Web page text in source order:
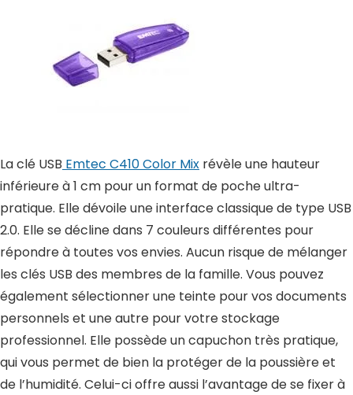
La clé USB Emtec C410 Color Mix révèle une hauteur
inférieure à 1 cm pour un format de poche ultra-
pratique. Elle dévoile une interface classique de type USB
2.0. Elle se décline dans 7 couleurs différentes pour
répondre à toutes vos envies. Aucun risque de mélanger
les clés USB des membres de la famille. Vous pouvez
également sélectionner une teinte pour vos documents
personnels et une autre pour votre stockage
professionnel. Elle possède un capuchon très pratique,
qui vous permet de bien la protéger de la poussière et
de l’humidité. Celui-ci offre aussi l’avantage de se fixer à